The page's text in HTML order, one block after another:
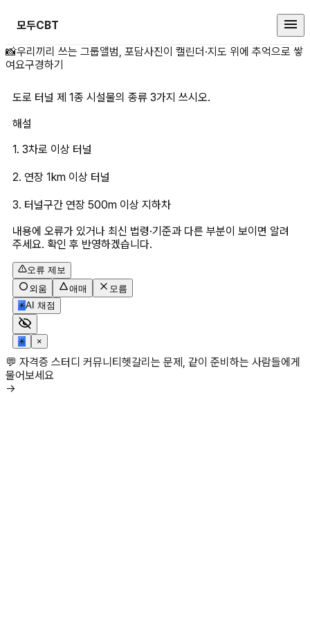
모두CBT
도로 터널 제 1종 시설물의 종류 3
📸우리끼리 쓰는 그룹앨범, 포담사진이 캘린더·지도 위에 추억으로 쌓
여요구경하기
도로 터널 제 1종 시설물의 종류 3가지 쓰시오.
해설
1. 3차로 이상 터널
2. 연장 1km 이상 터널
3. 터널구간 연장 500m 이상 지하차
내용에 오류가 있거나 최신 법령·기준과 다른 부분이 보이면 알려
주세요. 확인 후 반영하겠습니다.
오류 제보
외움
애매
모름
✳AI 채점
✳ ×
💬 자격증 스터디 커뮤니티헷갈리는 문제, 같이 준비하는 사람들에게
물어보세요
→